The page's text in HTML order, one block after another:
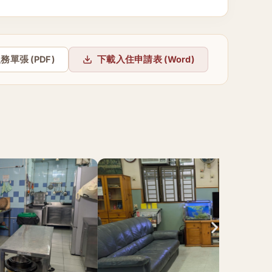
單張 (PDF) 下載入住申請表 (Word)